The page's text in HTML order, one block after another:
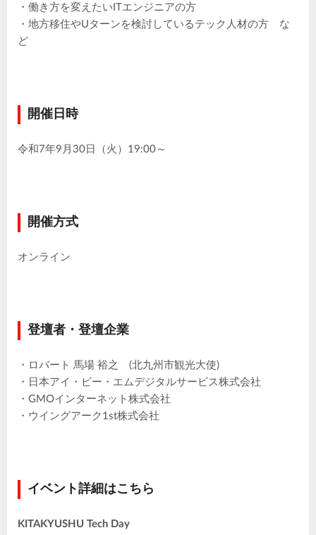
・働き方を変えたいITエンジニアの方
・地方移住やUターンを検討しているテック人材の方 な
ど
開催日時
令和7年9月30日（火）19:00～
開催方式
オンライン
登壇者・登壇企業
・ロバート 馬場 裕之 (北九州市観光大使)
・日本アイ・ビー・エムデジタルサービス株式会社
・GMOインターネット株式会社
・ウイングアーク1st株式会社
イベント詳細はこちら
KITAKYUSHU Tech Day